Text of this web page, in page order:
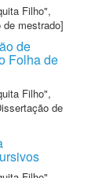
Filho",
de mestrado]
de
Folha de
Filho",
de